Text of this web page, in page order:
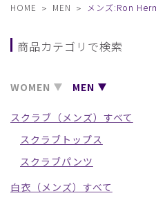
HOME MEN メンズ:Ron
商品カテゴリで検索
WOMEN MEN
スクラブ（メンズ）すべて
スクラブトップス
スクラブパンツ
白衣（メンズ）すべて